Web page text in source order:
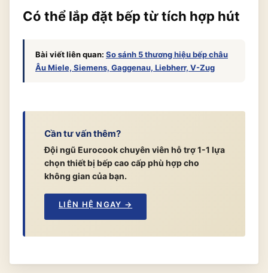
Có thể lắp đặt bếp từ tích hợp hút
Bài viết liên quan: So sánh 5 thương hiệu bếp châu
Âu Miele, Siemens, Gaggenau, Liebherr, V-Zug
Cần tư vấn thêm?
Đội ngũ Eurocook chuyên viên hỗ trợ 1-1 lựa
chọn thiết bị bếp cao cấp phù hợp cho
không gian của bạn.
LIÊN HỆ NGAY →